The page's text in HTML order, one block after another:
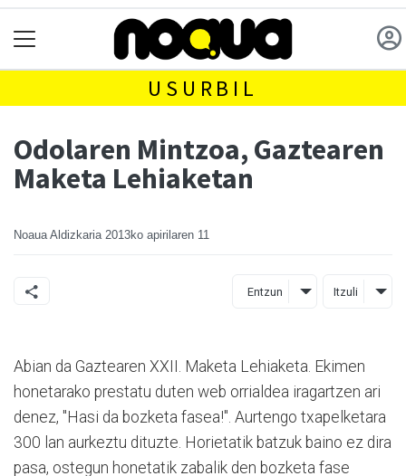
USURBIL
Odolaren Mintzoa, Gaztearen
Maketa Lehiaketan
Noaua Aldizkaria 2013ko apirilaren 11
Entzun Itzuli
Abian da Gaztearen XXII. Maketa Lehiaketa. Ekimen
honetarako prestatu duten web orrialdea iragartzen ari
denez, "Hasi da bozketa fasea!". Aurtengo txapelketara
300 lan aurkeztu dituzte. Horietatik batzuk baino ez dira
pasa, ostegun honetatik zabalik den bozketa fase